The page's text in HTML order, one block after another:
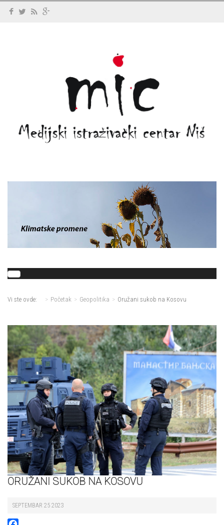
Vi ste ovde: Početak Geopolitika Oružani sukob na Kosovu
ORUŽANI SUKOB NA KOSOVU
SEPTEMBAR 25 2023